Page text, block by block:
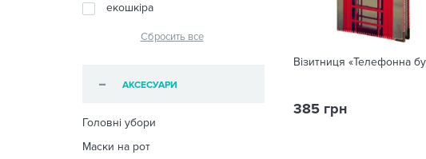
екошкіра
Сбросить все
АКСЕСУАРИ
Головні убори
Маски на рот
Візитниця «Телефонна
385 грн